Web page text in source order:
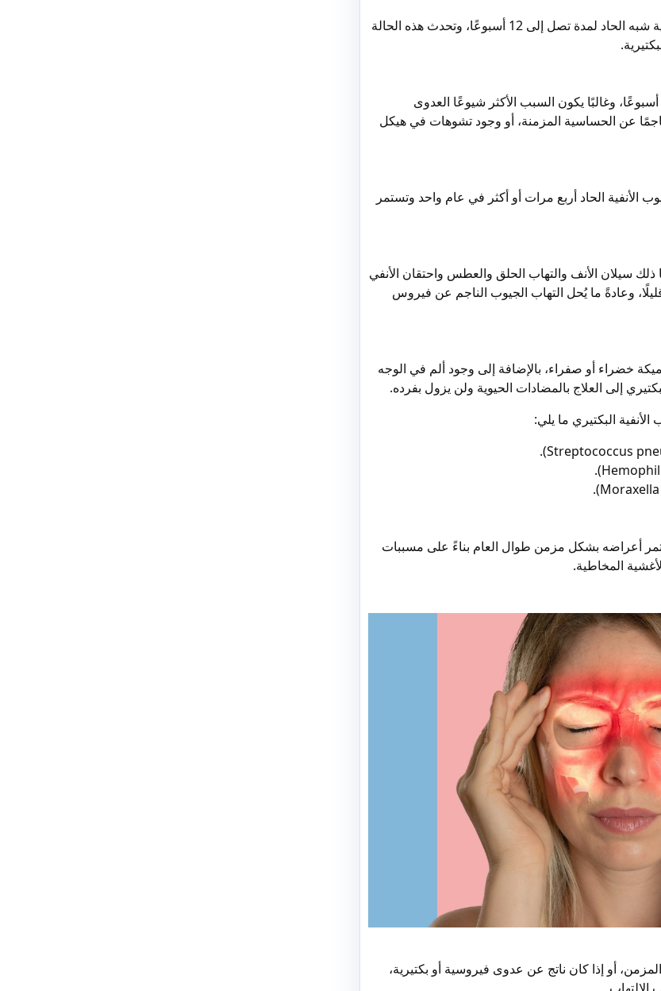
يمكن أن تستمر أعراض التهاب الجيوب الأنفية شبه الحاد لمدة تصل إلى 12 أسبوعًا، وتحدث هذه الحالة
تستمر الأعراض في هذه الحالة لأكثر من 12 أسبوعًا، وغالبًا يكون السبب الأكثر شيوعًا العدوى
عن الحساسية المزمنة، أو وجود تشوهات في هيكل
الأنفية الحاد أربع مرات أو أكثر في عام واحد وتستمر
ذلك سيلان الأنف والتهاب الحلق والعطس واحتقان الأنفي
وعادةً ما يُحل التهاب الجيوب الناجم عن فيروس
خضراء أو صفراء، بالإضافة إلى وجود ألم في الوجه
إلى العلاج بالمضادات الحيوية ولن يزول بفرده.
البكتيري ما يلي:
أعراضه بشكل مزمن طوال العام بناءً على مسببات
المخاطية.
أو إذا كان ناتج عن عدوى فيروسية أو بكتيرية،